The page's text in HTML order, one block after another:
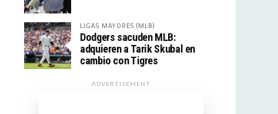
LIGAS MAYORES (MLB)
Dodgers sacuden MLB:
adquieren a Tarik Skubal en
cambio con Tigres
ADVERTISEMENT